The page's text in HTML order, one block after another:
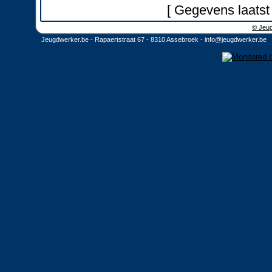
[ Gegevens
©
Jeugdwerker.be - Rapaertstraat 67 - 8310 Assebroek - info@jeugdwerker.be